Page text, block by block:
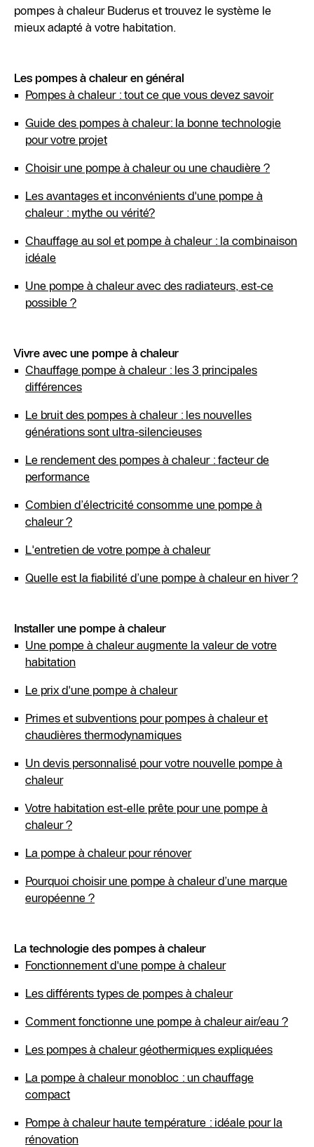
pompes à chaleur Buderus et trouvez le système le
mieux adapté à votre habitation.
Les pompes à chaleur en général
Pompes à chaleur : tout ce que vous devez savoir
Guide des pompes à chaleur: la bonne technologie
pour votre projet
Choisir une pompe à chaleur ou une chaudière ?
Les avantages et inconvénients d'une pompe à
chaleur : mythe ou vérité?
Chauffage au sol et pompe à chaleur : la combinaison
idéale
Une pompe à chaleur avec des radiateurs, est-ce
possible ?
Vivre avec une pompe à chaleur
Chauffage pompe à chaleur : les 3 principales
différences
Le bruit des pompes à chaleur : les nouvelles
générations sont ultra-silencieuses
Le rendement des pompes à chaleur : facteur de
performance
Combien d’électricité consomme une pompe à
chaleur ?
L'entretien de votre pompe à chaleur
Quelle est la fiabilité d’une pompe à chaleur en hiver ?
Installer une pompe à chaleur
Une pompe à chaleur augmente la valeur de votre
habitation
Le prix d'une pompe à chaleur
Primes et subventions pour pompes à chaleur et
chaudières thermodynamiques
Un devis personnalisé pour votre nouvelle pompe à
chaleur
Votre habitation est-elle prête pour une pompe à
chaleur ?
La pompe à chaleur pour rénover
Pourquoi choisir une pompe à chaleur d’une marque
européenne ?
La technologie des pompes à chaleur
Fonctionnement d'une pompe à chaleur
Les différents types de pompes à chaleur
Comment fonctionne une pompe à chaleur air/eau ?
Les pompes à chaleur géothermiques expliquées
La pompe à chaleur monobloc : un chauffage
compact
Pompe à chaleur haute température : idéale pour la
rénovation